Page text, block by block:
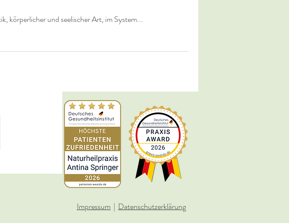
körperlicher und seelischer Art, im System...
Impressum | Datenschutzerklärung